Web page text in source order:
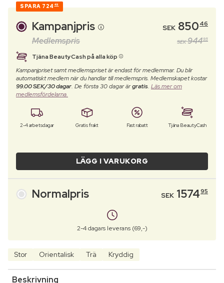
SPARA 724 49
Kampanjpris SEK 850 46
Medlemspris SEK 94495
Tjäna BeautyCash på alla köp
Kampanjpriset samt medlemspriset är endast för medlemmar. Du blir
automatiskt medlem när du handlar till medlemspris. Medlemskapet kostar
99.00 SEK/30 dagar. De första 30 dagar ärgratis. Läs mer om
medlemsfördelarna.
2-4 arbetsdagar Gratis frakt Fast rabatt Tjäna BeautyCash
LÄGG I VARUKORG
Normalpris SEK 157495
2-4 dagars leverans (69,-)
Stor Orientalisk Trä Kryddig
Beskrivning